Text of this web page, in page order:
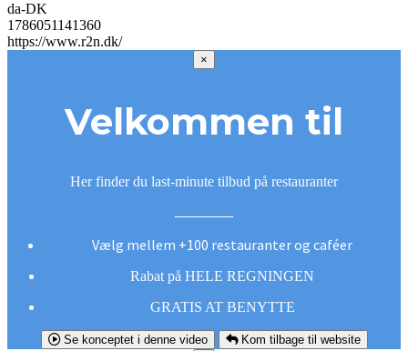
da-DK
1786051141360
https://www.r2n.dk/
×
Velkommen til
Her finder du last-minute tilbud på restauranter
Vælg mellem +100 restauranter og caféer
Rabat på HELE REGNINGEN
GRATIS AT BENYTTE
Se konceptet i denne video
Kom tilbage til website